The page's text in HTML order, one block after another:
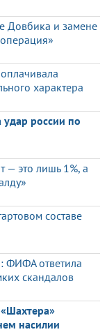
Довбика и замене
характера
россии по
— это лишь 1%, а
составе
ФИФА ответила
скандалов
насилии